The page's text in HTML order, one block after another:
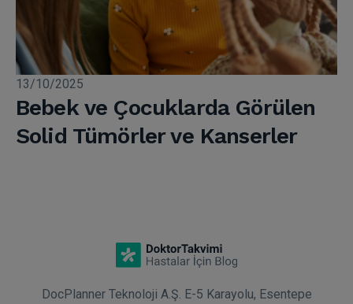
13/10/2025
Bebek ve Çocuklarda Görülen
Solid Tümörler ve Kanserler
DocPlanner Teknoloji A.Ş. E-5 Karayolu, Esentepe